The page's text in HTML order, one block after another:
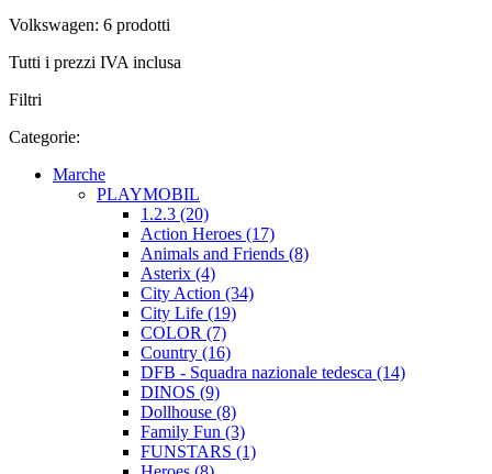
Volkswagen: 6 prodotti
Tutti i prezzi IVA inclusa
Filtri
Categorie:
Marche
PLAYMOBIL
1.2.3 (20)
Action Heroes (17)
Animals and Friends (8)
Asterix (4)
City Action (34)
City Life (19)
COLOR (7)
Country (16)
DFB - Squadra nazionale tedesca (14)
DINOS (9)
Dollhouse (8)
Family Fun (3)
FUNSTARS (1)